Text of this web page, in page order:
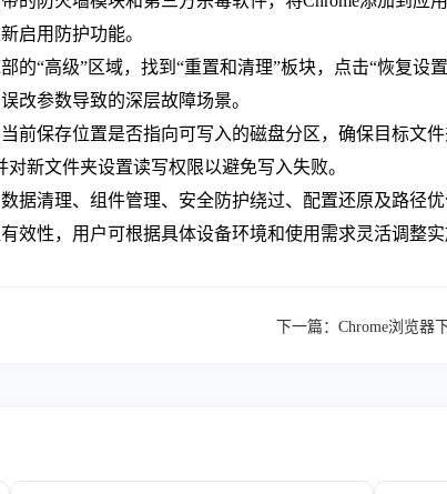
启用防护功能。
的“高级”区域，找到“重置和清理”板块，点击“恢复设
改参数导致的深层故障场景。
前保存位置是否指向可写入的磁盘分区，确保目标文
新文件夹设置读写权限以避免写入失败。
据清理、组件管理、安全防护绕过、配置还原及路径
效性，用户可根据具体设备环境和使用需求灵活调整实
下一篇： Chrome浏览器